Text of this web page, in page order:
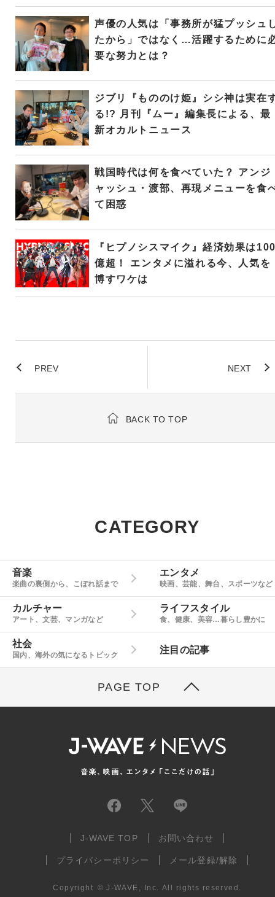
声優の人気は「事務所が猛プッシュ
たから」ではなく…活躍するために
要な努力とは？
ジブリ『もののけ姫』シシ神は実在
る!? 月刊『ムー』編集長による、最
新オカルトニュース
戦国時代は何を食べていた？ アンジ
ャッシュ・渡部、再現メニューを食
て困惑
『ヒプノシスマイク』経済効果は
億超！ エンタメに溢れる今、人気を
博すワケは
PREV NEXT
BACK TO TOP
CATEGORY
音楽
楽曲の裏側から、こぼれ話まで
エンタメ
映画、芸能、舞台、スポーツなど
カルチャー
アート、文芸、マンガなど
ライフスタイル
食、健康、美容…暮らし豊かに
社会
国内、海外の気になるトピック
注目の記事
PAGE TOP
J-WAVE TOP お問い合わせ
プライバシーポリシー メール登録/解除
Copyright © J-WAVE, Inc. All rights reserved.